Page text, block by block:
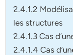
2.4.1.2
les structures
2.4.1.3 Cas
2.4.1.4 Cas